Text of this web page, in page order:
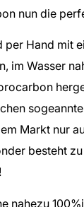
nun die
per Hand mit
im Wasser
Markt nur
besteht
nahezu